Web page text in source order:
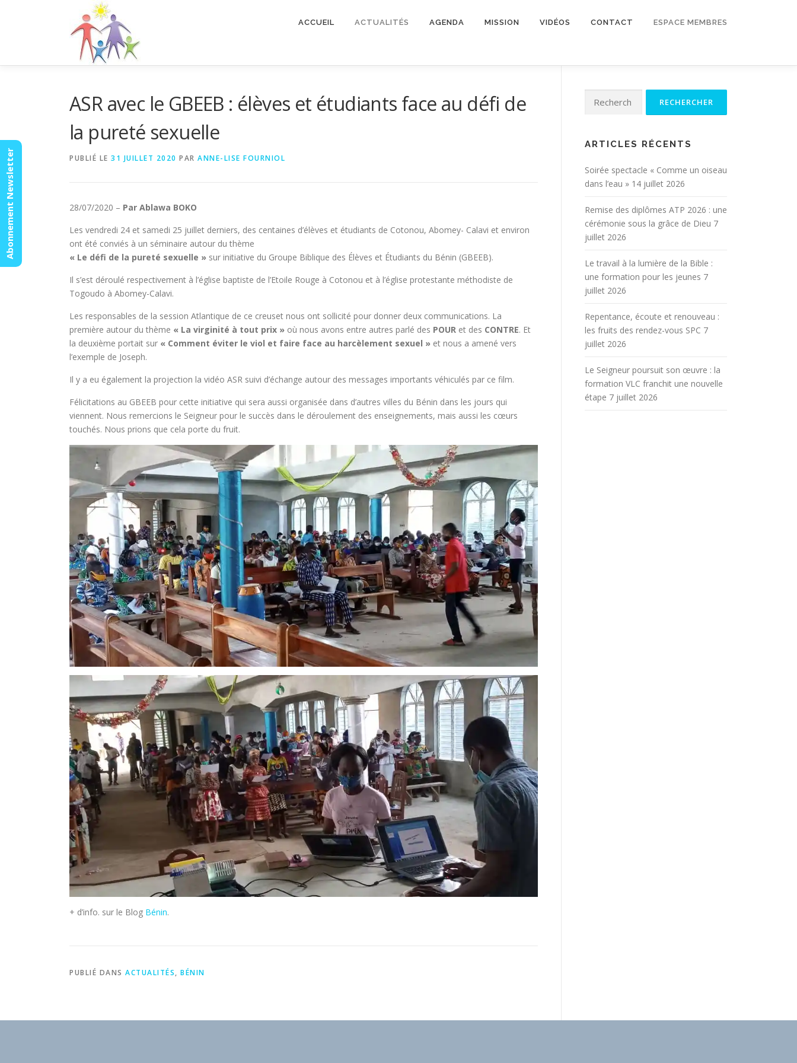
ACCUEIL ACTUALITÉS AGENDA MISSION VIDÉOS CONTACT ESPACE MEMBRES
ASR avec le GBEEB : élèves et étudiants face au défi de
la pureté sexuelle
PUBLIÉ LE 31 JUILLET 2020 PAR ANNE-LISE FOURNIOL
28/07/2020 – Par Ablawa BOKO
Les vendredi 24 et samedi 25 juillet derniers, des centaines d’élèves et étudiants de Cotonou, Abomey- Calavi et environ
ont été conviés à un séminaire autour du thème
« Le défi de la pureté sexuelle » sur initiative du Groupe Biblique des Élèves et Étudiants du Bénin (GBEEB).
Il s’est déroulé respectivement à l’église baptiste de l’Etoile Rouge à Cotonou et à l’église protestante méthodiste de
Togoudo à Abomey-Calavi.
Les responsables de la session Atlantique de ce creuset nous ont sollicité pour donner deux communications. La
première autour du thème « La virginité à tout prix » où nous avons entre autres parlé des POUR et des CONTRE. Et
la deuxième portait sur « Comment éviter le viol et faire face au harcèlement sexuel » et nous a amené vers
l’exemple de Joseph.
Il y a eu également la projection la vidéo ASR suivi d’échange autour des messages importants véhiculés par ce film.
Félicitations au GBEEB pour cette initiative qui sera aussi organisée dans d’autres villes du Bénin dans les jours qui
viennent. Nous remercions le Seigneur pour le succès dans le déroulement des enseignements, mais aussi les cœurs
touchés. Nous prions que cela porte du fruit.
+ d’info. sur le Blog Bénin.
PUBLIÉ DANS ACTUALITÉS, BÉNIN
ARTICLES RÉCENTS
Soirée spectacle « Comme un oiseau
dans l’eau » 14 juillet 2026
Remise des diplômes ATP 2026 : une
cérémonie sous la grâce de Dieu 7
juillet 2026
Le travail à la lumière de la Bible :
une formation pour les jeunes 7
juillet 2026
Repentance, écoute et renouveau :
les fruits des rendez-vous SPC 7
juillet 2026
Le Seigneur poursuit son œuvre : la
formation VLC franchit une nouvelle
étape 7 juillet 2026
Abonnement Newsletter